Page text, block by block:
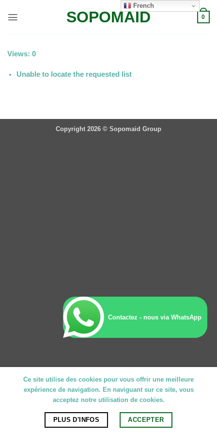
SOPOMAID 0
Views: 0
Unable to locate the requested list
Copyright 2026 © Sopomaid Group
French
Ce site utilise des cookies pour vous offrir une meilleure
expérience de navigation. En naviguant sur ce site, vous
acceptez notre utilisation de cookies.
PLUS D'INFOS ACCEPTER
Contactez - nous via WhatsApp